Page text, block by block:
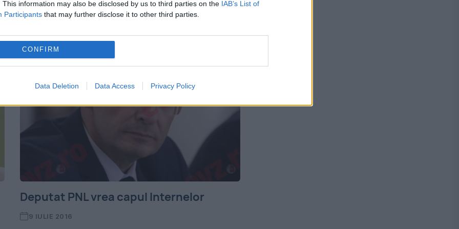
This information may also be disclosed by us to third parties on the IAB’s List of
Participants that may further disclose it to other third parties.
CONFIRM
Data Deletion Data Access Privacy Policy
desfășura activitatea în structurile
Deputat PNL vrea capul Internelor
9 IULIE 2016